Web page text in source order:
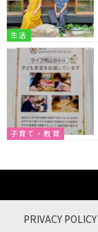
生活
子育て・教育
PRIVACY POLICY